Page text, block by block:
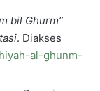
bil Ghurm”
. Diakses
al-ghunm-